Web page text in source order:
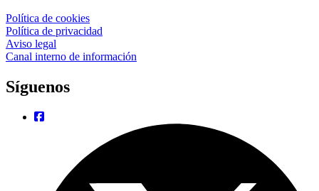
Política de cookies
Política de privacidad
Aviso legal
Canal interno de información
Síguenos